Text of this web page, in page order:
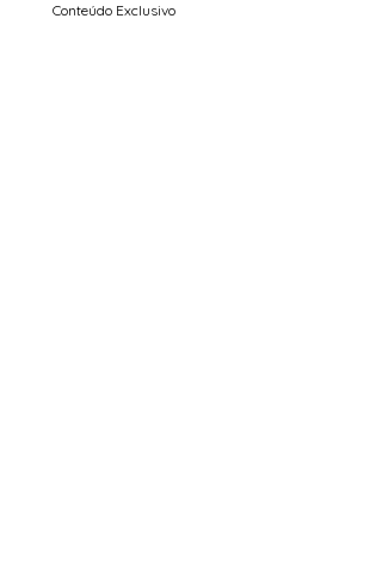
Conteúdo Exclusivo